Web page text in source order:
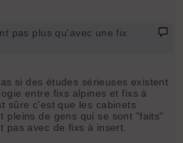
pas plus qu'avec une fix
si des études sérieuses existent
entre fixs alpines et fixs à
sûre c'est que les cabinets
pleins de gens qui se sont "faits"
pas avec de fixs à insert.